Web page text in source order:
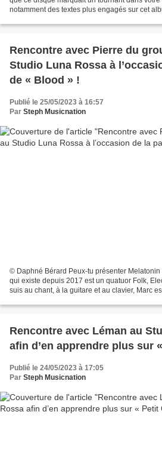
notamment des textes plus engagés sur cet
Rencontre avec Pierre du
Studio Luna Rossa à
de « Blood » !
Publié le 25/05/2023 à 16:57
Par Steph Musicnation
© Daphné Bérard Peux-tu présenter
qui existe depuis 2017 est un quatuor Folk,
suis au chant, à la guitare et au clavier, Marc
Rencontre avec Léman au
afin d’en apprendre plus sur
Publié le 24/05/2023 à 17:05
Par Steph Musicnation